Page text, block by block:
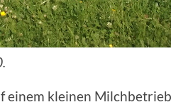
einem kleinen